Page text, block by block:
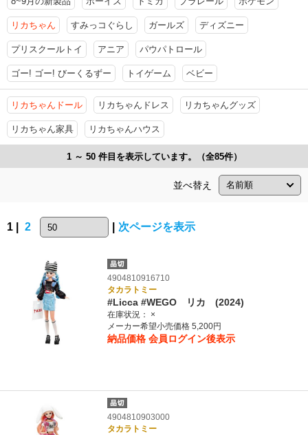
リカちゃん すみっコぐらし ガールズ ディズニー
プリスクールトイ アニア パウパトロール
ゴー! ゴー! びーくるずー トイゲーム ベビー
リカちゃんドール リカちゃんドレス リカちゃんグッズ
リカちゃん家具 リカちゃんハウス
1 ～ 50 件目を表示しています。（全85件）
並べ替え
1 | 2 次ページを表示
4904810916710
タカラトミー
#Licca #WEGO リカ (2024)
在庫状況：
×
メーカー希望小売価格 5,200円
納品価格 会員ログイン後表示
4904810903000
タカラトミー